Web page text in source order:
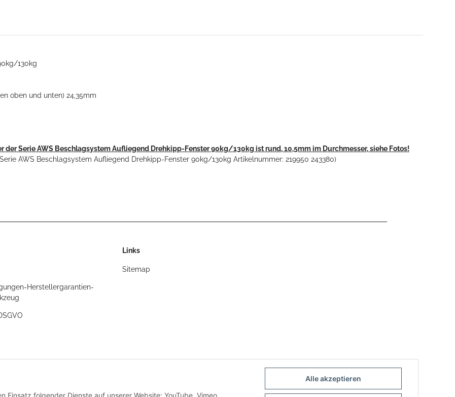
Alle akzeptieren
130kg
oben und unten) 24,35mm
der Serie AWS Beschlagsystem Aufliegend Drehkipp-Fenster 90kg/130kg ist rund, 10,5mm im Durchmesser, siehe Fotos!
AWS Beschlagsystem Aufliegend Drehkipp-Fenster 90kg/130kg Artikelnummer: 219950 243380)
Herstellergarantien-
Links
Sitemap